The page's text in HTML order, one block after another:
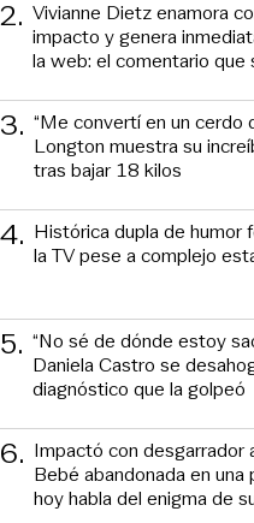
2. Vivianne Dietz enamora
impacto y genera
la web: el comentario que
3. “Me convertí en un cerdo
Longton muestra su
tras bajar 18 kilos
4. Histórica dupla de humor
la TV pese a complejo
5. “No sé de dónde estoy
Daniela Castro se
diagnóstico que la golpeó
6. Impactó con desgarrador
Bebé abandonada en
hoy habla del enigma de